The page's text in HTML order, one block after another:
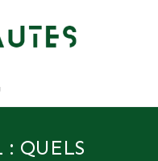
QUELS